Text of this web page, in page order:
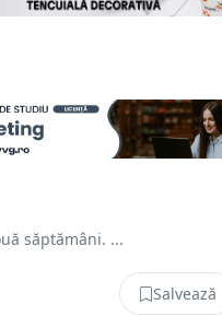
săptămâni. ...
Salvează